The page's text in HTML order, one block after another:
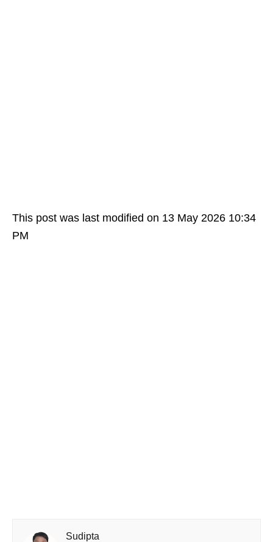
This post was last modified on 13 May 2026 10:34
PM
Sudipta